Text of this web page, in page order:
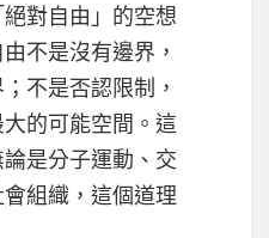
對自由」的空想
不是沒有邊界，
不是否認限制，
的可能空間。這
是分子運動、交
組織，這個道理